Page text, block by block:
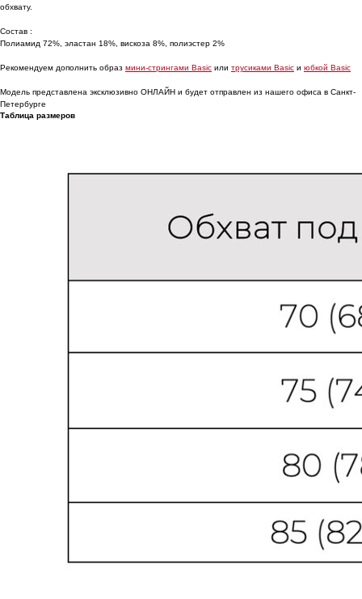
обхвату.
Состав :
Полиамид 72%, эластан 18%, вискоза 8%, полиэстер 2%
Рекомендуем дополнить образ мини-стрингами Basic или трусиками Basic и юбкой Basic
Модель представлена эксклюзивно ОНЛАЙН и будет отправлен из нашего офиса в Санкт-
Петербурге
Таблица размеров